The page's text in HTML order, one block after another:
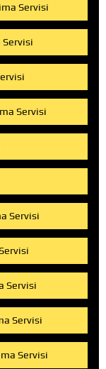
Servisi
Servisi
Servisi
Servisi
Servisi
Servisi